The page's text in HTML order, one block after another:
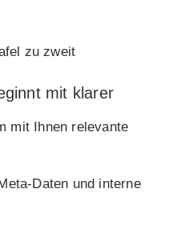
mit klarer
mit Ihnen relevante
Daten und interne